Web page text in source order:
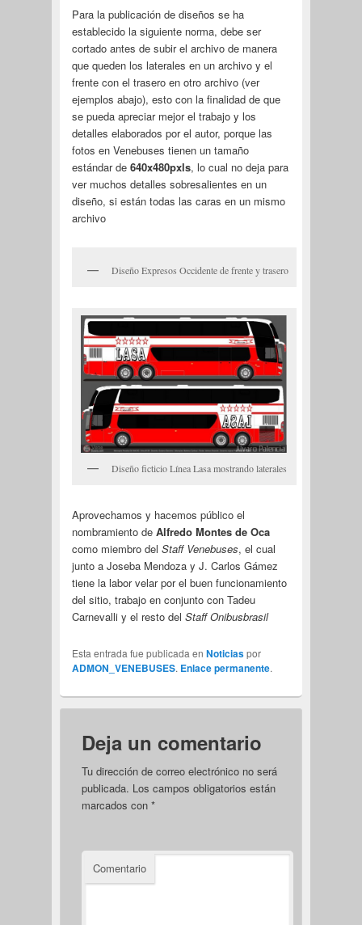
Para la publicación de diseños se ha
establecido la siguiente norma, debe ser
cortado antes de subir el archivo de manera
que queden los laterales en un archivo y el
frente con el trasero en otro archivo (ver
ejemplos abajo), esto con la finalidad de que
se pueda apreciar mejor el trabajo y los
detalles elaborados por el autor, porque las
fotos en Venebuses tienen un tamaño
estándar de 640x480pxls, lo cual no deja para
ver muchos detalles sobresalientes en un
diseño, si están todas las caras en un mismo
archivo
Diseño Expresos Occidente de frente y trasero
Diseño ficticio Línea Lasa mostrando laterales
Aprovechamos y hacemos público el
nombramiento de Alfredo Montes de Oca
como miembro del Staff Venebuses, el cual
junto a Joseba Mendoza y J. Carlos Gámez
tiene la labor velar por el buen funcionamiento
del sitio, trabajo en conjunto con Tadeu
Carnevalli y el resto del Staff Onibusbrasil
Esta entrada fue publicada en Noticiaspor
ADMON_VENEBUSES. Enlace permanente.
Deja un comentario
Tu dirección de correo electrónico no será
publicada. Los campos obligatorios están
marcados con *
Comentario